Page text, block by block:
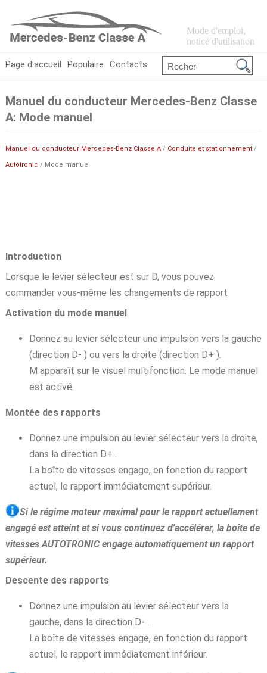
Mode d'emploi,
notice d'utilisation
Page d'accueil Populaire Contacts
Manuel du conducteur Mercedes-Benz Classe
A: Mode manuel
Manuel du conducteur Mercedes-Benz Classe A/ Conduite et stationnement/
Autotronic / Mode manuel
Introduction
Lorsque le levier sélecteur est sur D, vous pouvez
commander vous-même les changements de rapport
Activation du mode manuel
Donnez au levier sélecteur une impulsion vers la gauche
(direction D- ) ou vers la droite (direction D+ ).
M apparaît sur le visuel multifonction. Le mode manuel
est activé.
Montée des rapports
Donnez une impulsion au levier sélecteur vers la droite,
dans la direction D+ .
La boîte de vitesses engage, en fonction du rapport
actuel, le rapport immédiatement supérieur.
Si le régime moteur maximal pour le rapport actuellement
engagé est atteint et si vous continuez d'accélérer, la boîte de
vitesses AUTOTRONIC engage automatiquement un rapport
supérieur.
Descente des rapports
Donnez une impulsion au levier sélecteur vers la
gauche, dans la direction D- .
La boîte de vitesses engage, en fonction du rapport
actuel, le rapport immédiatement inférieur.